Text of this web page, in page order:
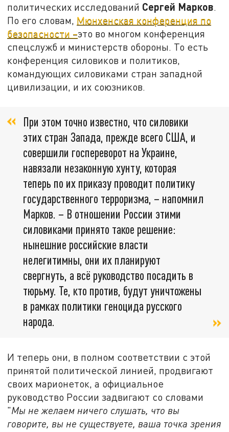
политических исследований Сергей Марков.
По его словам, Мюнхенская конференция по
безопасности –это во многом конференция
спецслужб и министерств обороны. То есть
конференция силовиков и политиков,
командующих силовиками стран западной
цивилизации, и их союзников.
При этом точно известно, что силовики
этих стран Запада, прежде всего США, и
совершили госпереворот на Украине,
навязали незаконную хунту, которая
теперь по их приказу проводит политику
государственного терроризма, – напомнил
Марков. – В отношении России этими
силовиками принято такое решение:
нынешние российские власти
нелегитимны, они их планируют
свергнуть, а всё руководство посадить в
тюрьму. Те, кто против, будут уничтожены
в рамках политики геноцида русского
народа.
И теперь они, в полном соответствии с этой
принятой политической линией, продвигают
своих марионеток, а официальное
руководство России задвигают со словами
"Мы не желаем ничего слушать, что вы
говорите, вы не существуете, ваша точка зрения